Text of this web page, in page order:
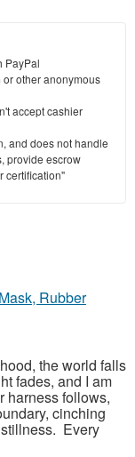
PayPal
other anonymous
accept cashier
and does not handle
provide escrow
certification"
Rubber
the world falls
fades, and I am
harness follows,
cinching
Every